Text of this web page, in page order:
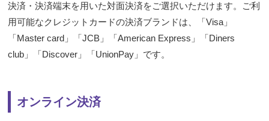
決済・決済端末を用いた対面決済をご選択いただけます。ご利
用可能なクレジットカードの決済ブランドは、「Visa」
「Master card」「JCB」「American Express」「Diners
club」「Discover」「UnionPay」です。
オンライン決済